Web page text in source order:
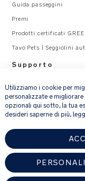
Guida passeggini
Premi
Prodotti certificati
Tavo Pets | Seggiolini
Supporto
email address
Fornendo l’indirizzo e-
newsletter e le
interessarti.
Per ulteriori dettagli sul
nostrainformativa sulla
Utilizziamo i cookie per
personalizzate e
opzionali qui sotto, la tua
desideri saperne di più,